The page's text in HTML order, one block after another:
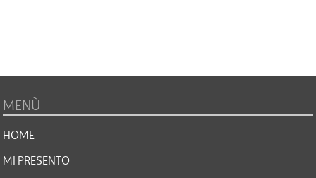
MENÙ
HOME
MI PRESENTO